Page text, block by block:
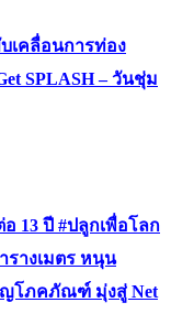
บเคลื่อนการท่อง
SPLASH – วันชุ่ม
13 ปี #ปลูกเพื่อโลก
รางเมตร หนุน
ญโภคภัณฑ์ มุ่งสู่ Net